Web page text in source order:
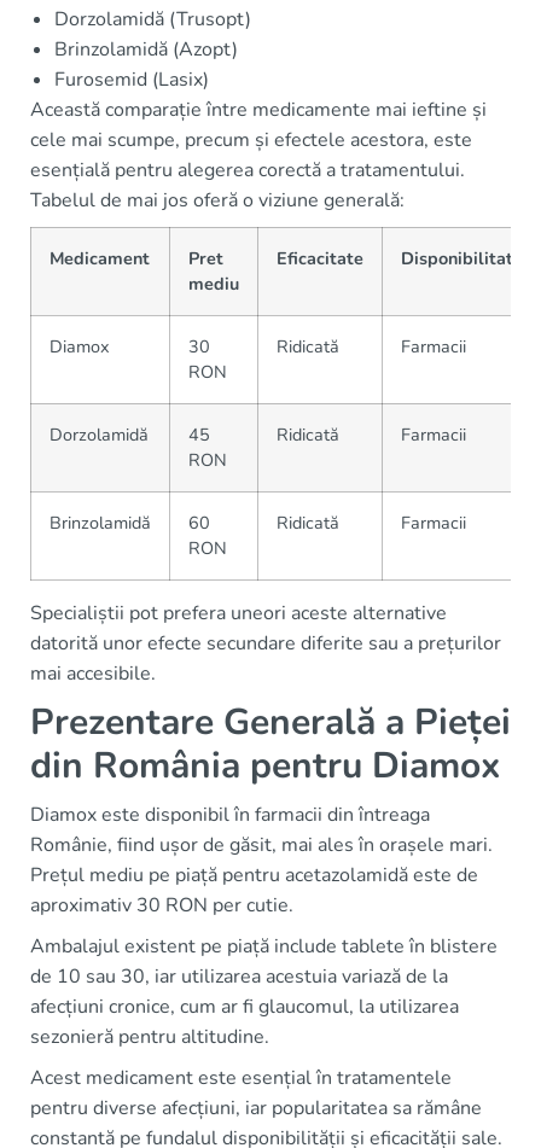
Dorzolamidă (Trusopt)
Brinzolamidă (Azopt)
Furosemid (Lasix)
Această comparație între medicamente mai ieftine și
cele mai scumpe, precum și efectele acestora, este
esențială pentru alegerea corectă a tratamentului.
Tabelul de mai jos oferă o viziune generală:
Medicament
Pret
mediu
Eficacitate Disponibilitate
Diamox
30
RON
Ridicată Farmacii
Dorzolamidă
45
RON
Ridicată Farmacii
Brinzolamidă
60
RON
Ridicată Farmacii
Specialiștii pot prefera uneori aceste alternative
datorită unor efecte secundare diferite sau a prețurilor
mai accesibile.
Prezentare Generală a Pieței
din România pentru Diamox
Diamox este disponibil în farmacii din întreaga
Românie, fiind ușor de găsit, mai ales în orașele mari.
Prețul mediu pe piață pentru acetazolamidă este de
aproximativ 30 RON per cutie.
Ambalajul existent pe piață include tablete în blistere
de 10 sau 30, iar utilizarea acestuia variază de la
afecțiuni cronice, cum ar fi glaucomul, la utilizarea
sezonieră pentru altitudine.
Acest medicament este esențial în tratamentele
pentru diverse afecțiuni, iar popularitatea sa rămâne
constantă pe fundalul disponibilității și eficacității sale.